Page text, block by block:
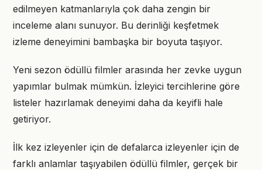
edilmeyen katmanlarıyla çok daha zengin bir
inceleme alanı sunuyor. Bu derinliği keşfetmek
izleme deneyimini bambaşka bir boyuta taşıyor.
Yeni sezon ödüllü filmler arasında her zevke uygun
yapımlar bulmak mümkün. İzleyici tercihlerine göre
listeler hazırlamak deneyimi daha da keyifli hale
getiriyor.
İlk kez izleyenler için de defalarca izleyenler için de
farklı anlamlar taşıyabilen ödüllü filmler, gerçek bir